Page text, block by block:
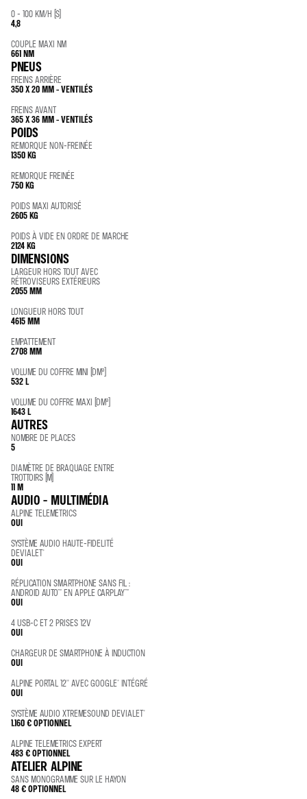
0 - 100 KM/H (S)
4,8
COUPLE MAXI NM
661 NM
PNEUS
FREINS ARRIÈRE
350 X 20 MM - VENTILÉS
FREINS AVANT
365 X 36 MM - VENTILÉS
POIDS
REMORQUE NON-FREINÉE
1350 KG
REMORQUE FREINÉE
750 KG
POIDS MAXI AUTORISÉ
2605 KG
POIDS À VIDE EN ORDRE DE MARCHE
2124 KG
DIMENSIONS
LARGEUR HORS TOUT AVEC
RÉTROVISEURS EXTÉRIEURS
2055 MM
LONGUEUR HORS TOUT
4615 MM
EMPATTEMENT
2708 MM
VOLUME DU COFFRE MINI (DM³)
532 L
VOLUME DU COFFRE MAXI (DM³)
1643 L
AUTRES
NOMBRE DE PLACES
5
DIAMÈTRE DE BRAQUAGE ENTRE
TROTTOIRS (M)
11 M
AUDIO - MULTIMÉDIA
ALPINE TELEMETRICS
OUI
SYSTÈME AUDIO HAUTE-FIDELITÉ
DEVIALET®
OUI
RÉPLICATION SMARTPHONE SANS FIL :
ANDROID AUTO™ EN APPLE CARPLAY™
OUI
4 USB-C ET 2 PRISES 12V
OUI
CHARGEUR DE SMARTPHONE À INDUCTION
OUI
ALPINE PORTAL 12'' AVEC GOOGLE® INTÉGRÉ
OUI
SYSTÈME AUDIO XTREMESOUND DEVIALET®
1.160 €OPTIONNEL
ALPINE TELEMETRICS EXPERT
483 €OPTIONNEL
ATELIER ALPINE
SANS MONOGRAMME SUR LE HAYON
48 €OPTIONNEL